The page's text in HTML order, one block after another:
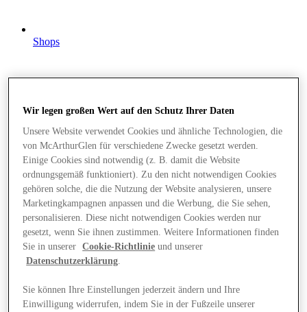
Shops
Wir legen großen Wert auf den Schutz Ihrer Daten
Unsere Website verwendet Cookies und ähnliche Technologien, die
von McArthurGlen für verschiedene Zwecke gesetzt werden.
Einige Cookies sind notwendig (z. B. damit die Website
ordnungsgemäß funktioniert). Zu den nicht notwendigen Cookies
gehören solche, die die Nutzung der Website analysieren, unsere
Marketingkampagnen anpassen und die Werbung, die Sie sehen,
personalisieren. Diese nicht notwendigen Cookies werden nur
gesetzt, wenn Sie ihnen zustimmen. Weitere Informationen finden
Sie in unserer
Cookie-Richtlinie und unserer
Datenschutzerklärung
Sie können Ihre Einstellungen jederzeit ändern und Ihre
Einwilligung widerrufen, indem Sie in der Fußzeile unserer